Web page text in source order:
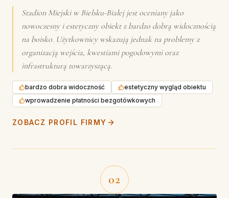
Stadion Miejski w Bielsku-Białej jest oceniany jako
nowoczesny i estetyczny obiekt z bardzo dobrą widocznością
na boisko. Użytkownicy wskazują jednak na problemy z
organizacją wejścia, kwestiami pogodowymi oraz
infrastrukturą towarzyszącą.
bardzo dobra widoczność
estetyczny wygląd obiektu
wprowadzenie płatności bezgotówkowych
ZOBACZ PROFIL FIRMY
02